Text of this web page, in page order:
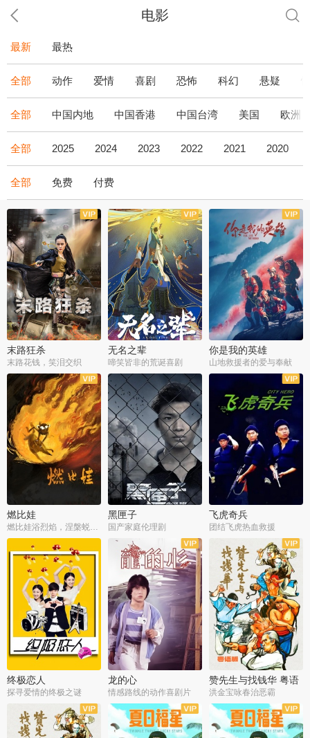
电影
最新 最热
全部 动作 爱情 喜剧 恐怖 科幻 悬疑
全部 中国内地 中国香港 中国台湾 美国 欧洲
全部 2025 2024 2023 2022 2021 2020
全部 免费 付费
末路狂杀
末路花钱，笑泪交织
无名之辈
啼笑皆非的荒诞喜剧
你是我的英雄
山地救援者的爱与奉献
燃比娃
燃比娃浴烈焰，涅槃蜕变成人
黑匣子
国产家庭伦理剧
飞虎奇兵
团结飞虎热血救援
终极恋人
探寻爱情的终极之谜
龙的心
情感路线的动作喜剧片
赞先生与找钱华 粤语
版
洪金宝咏春治恶霸